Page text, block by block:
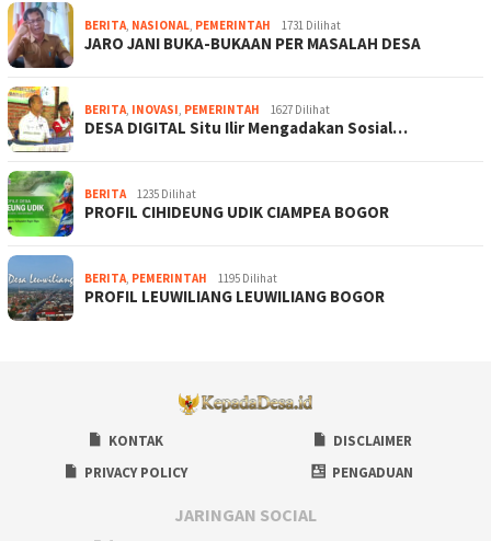
BERITA, NASIONAL, PEMERINTAH 1731 Dilihat
JARO JANI BUKA-BUKAAN PER MASALAH DESA
BERITA, INOVASI, PEMERINTAH 1627 Dilihat
DESA DIGITAL Situ Ilir Mengadakan Sosial…
BERITA 1235 Dilihat
PROFIL CIHIDEUNG UDIK CIAMPEA BOGOR
BERITA, PEMERINTAH 1195 Dilihat
PROFIL LEUWILIANG LEUWILIANG BOGOR
KONTAK
DISCLAIMER
PRIVACY POLICY
PENGADUAN
JARINGAN SOCIAL